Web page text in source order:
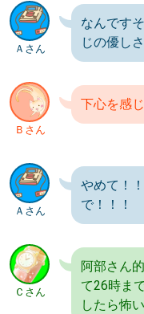
Ａさん
なんです
じの優しさ
Ｂさん
下心を感
Ａさん
やめて！
で！！！
Ｃさん
阿部さん
て26時ま
したら怖